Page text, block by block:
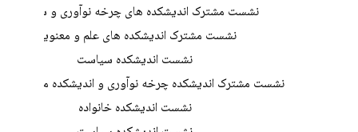
نشست مشترک اندیشکده های چرخه نوآوری و سیاست
نشست مشترک اندیشکده های علم و معنویت
نشست اندیشکده سیاست
نشست مشترک اندیشکده چرخه نوآوری و اندیشکده محیط
نشست اندیشکده خانواده